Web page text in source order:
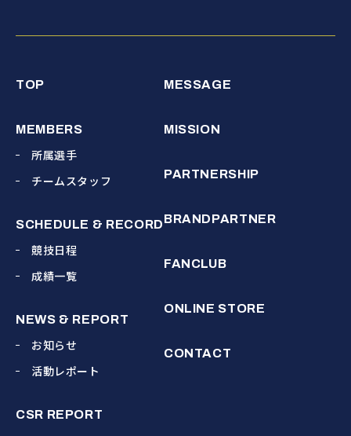
TOP
MEMBERS
所属選手
チームスタッフ
SCHEDULE & RECORD
競技日程
成績一覧
NEWS & REPORT
お知らせ
活動レポート
CSR REPORT
MESSAGE
MISSION
PARTNERSHIP
BRANDPARTNER
FANCLUB
ONLINE STORE
CONTACT